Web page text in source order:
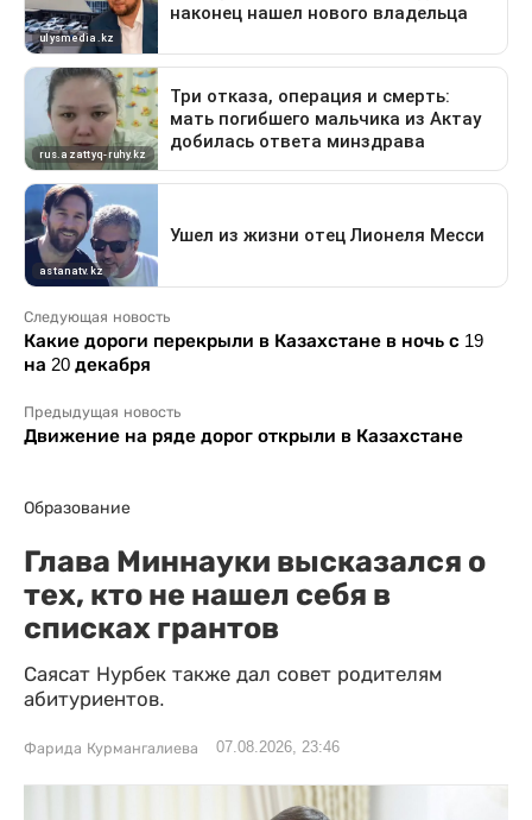
Следующая новость
Какие дороги перекрыли в Казахстане в ночь с 19
на 20 декабря
Предыдущая новость
Движение на ряде дорог открыли в Казахстане
Образование
Глава Миннауки высказался о
тех, кто не нашел себя в
списках грантов
Саясат Нурбек также дал совет родителям
абитуриентов.
Фарида Курмангалиева 07.08.2026, 23:46